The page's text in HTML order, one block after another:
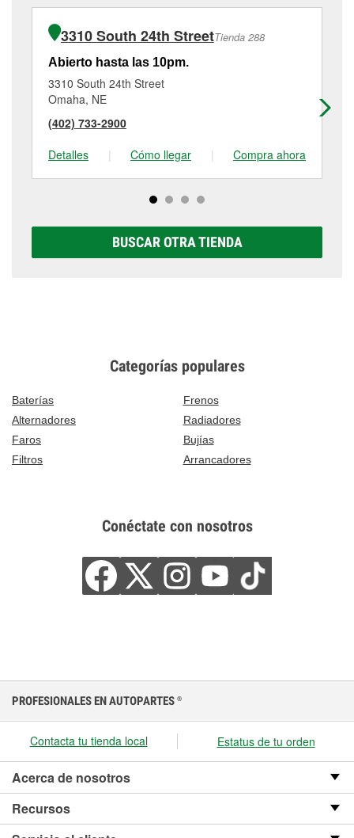
3310 South 24th StreetTienda 288
Abierto hasta las 10pm.
3310 South 24th Street
Omaha, NE
(402) 733-2900
Detalles
| Cómo llegar | Compra ahora
BUSCAR OTRA TIENDA
Categorías populares
Baterías
Frenos
Alternadores
Radiadores
Faros
Bujías
Filtros
Arrancadores
Conéctate con nosotros
PROFESIONALES EN AUTOPARTES ®
Contacta tu tienda local Estatus de tu orden
Acerca de nosotros
Recursos